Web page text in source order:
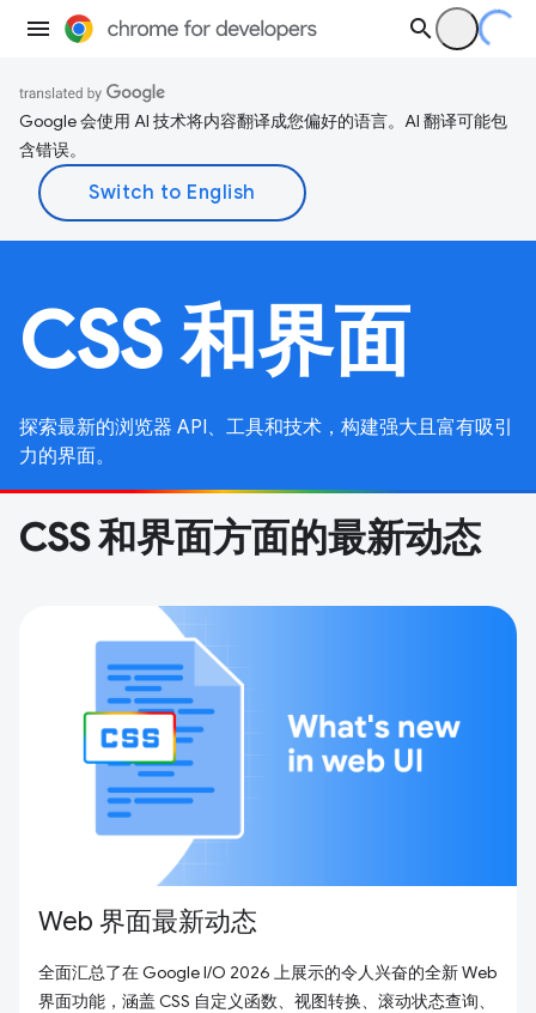
Google 会使用 AI 技术将内容翻译成您偏好的语言。AI 翻译可能包
含错误。
CSS 和界面
探索最新的浏览器 API、工具和技术，构建强大且富有吸引
力的界面。
CSS 和界面方面的最新动态
Web 界面最新动态
全面汇总了在 Google I/O 2026 上展示的令人兴奋的全新 Web
界面功能，涵盖 CSS 自定义函数、视图转换、滚动状态查询、